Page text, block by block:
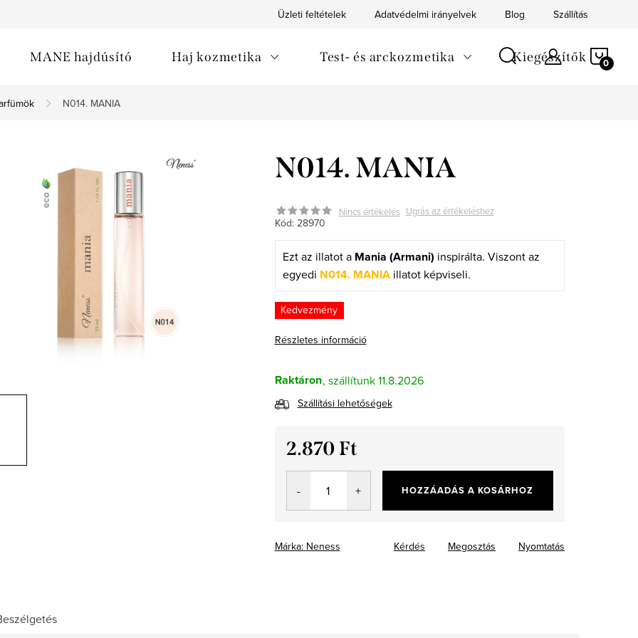
Üzleti feltételek Adatvédelmi irányelvek Blog Szállítás
MANE hajdúsító Haj kozmetika Test- és arckozmetika Kiegészítők
N014. MANIA
Kedvezmény
N014. MANIA
Nincs értékelés Ugrás az értékeléshez
Kód: 28970
Részletes információ
Raktáron 11.8.2026
Szállítási lehetőségek
2.870 Ft
Egységár:
HOZZÁADÁS A KOSÁRHOZ
Márka: Neness Nyomtatás
Kérdés Megosztás
Ezt az illatot a Mania (Armani) inspirálta. Viszont az
egyedi N014. MANIAillatot képviseli.